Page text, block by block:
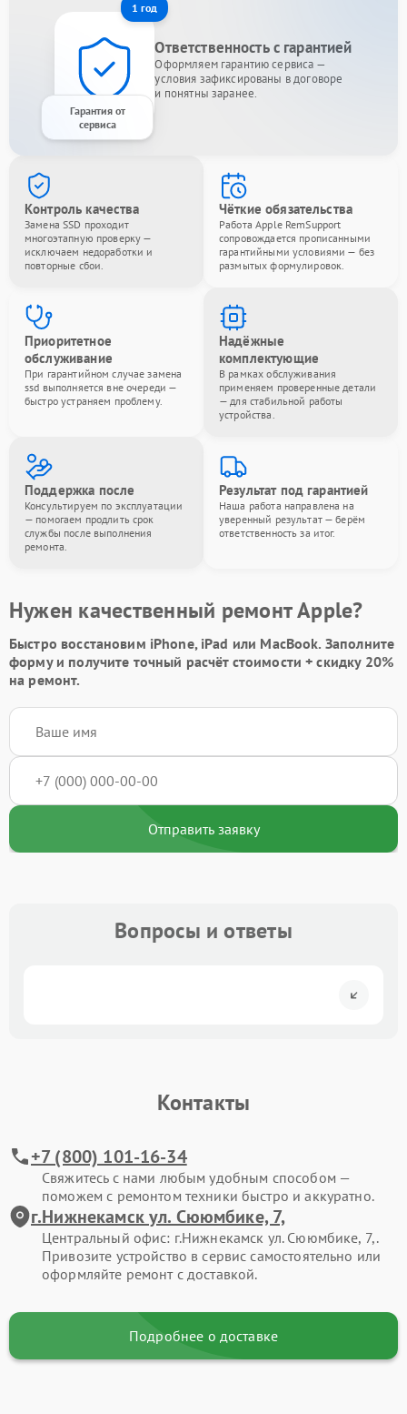
1 год
Гарантия от
сервиса
Ответственность с гарантией
Оформляем гарантию сервиса —
условия зафиксированы в договоре
и понятны заранее.
Контроль качества
Замена SSD проходит
многоэтапную проверку —
исключаем недоработки и
повторные сбои.
Чёткие обязательства
Работа Apple RemSupport
сопровождается прописанными
гарантийными условиями — без
размытых формулировок.
Приоритетное
обслуживание
При гарантийном случае замена
ssd выполняется вне очереди —
быстро устраняем проблему.
Надёжные
комплектующие
В рамках обслуживания
применяем проверенные детали
— для стабильной работы
устройства.
Поддержка после
Консультируем по эксплуатации
— помогаем продлить срок
службы после выполнения
ремонта.
Результат под гарантией
Наша работа направлена на
уверенный результат — берём
ответственность за итог.
Нужен качественный ремонт Apple?
Быстро восстановим iPhone, iPad или MacBook. Заполните
формуи получите точный расчёт стоимости +скидку 20%
на ремонт.
Отправить заявку
Вопросы и ответы
Контакты
+7 (800) 101-16-34
Свяжитесь с нами любым удобным способом —
поможем с ремонтом техники быстро и аккуратно.
г.Нижнекамск ул. Сююмбике, 7,
Центральный офис: г.Нижнекамск ул. Сююмбике, 7,.
Привозите устройство в сервис самостоятельно или
оформляйте ремонт с доставкой.
Подробнее о доставке